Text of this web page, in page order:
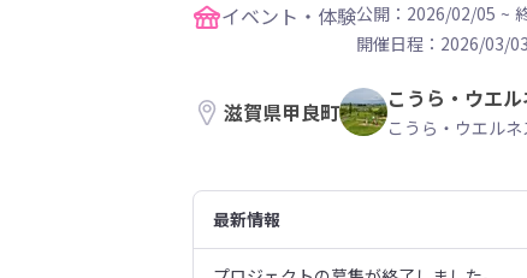
イベント・体験公開：2026/02/05 ~
開催日程： 2026/03/
滋賀県甲良町 こうら・ウエ
こうら・ウエル
最新情報